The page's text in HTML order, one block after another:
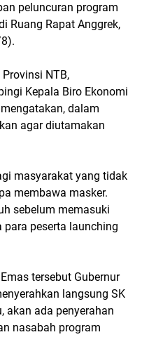
peluncuran program
Ruang Rapat Anggrek,
NTB,
Kepala Biro Ekonomi
dalam
agar diutamakan
masyarakat yang tidak
membawa masker.
sebelum memasuki
para peserta launching
tersebut Gubernur
langsung SK
akan ada penyerahan
nasabah program